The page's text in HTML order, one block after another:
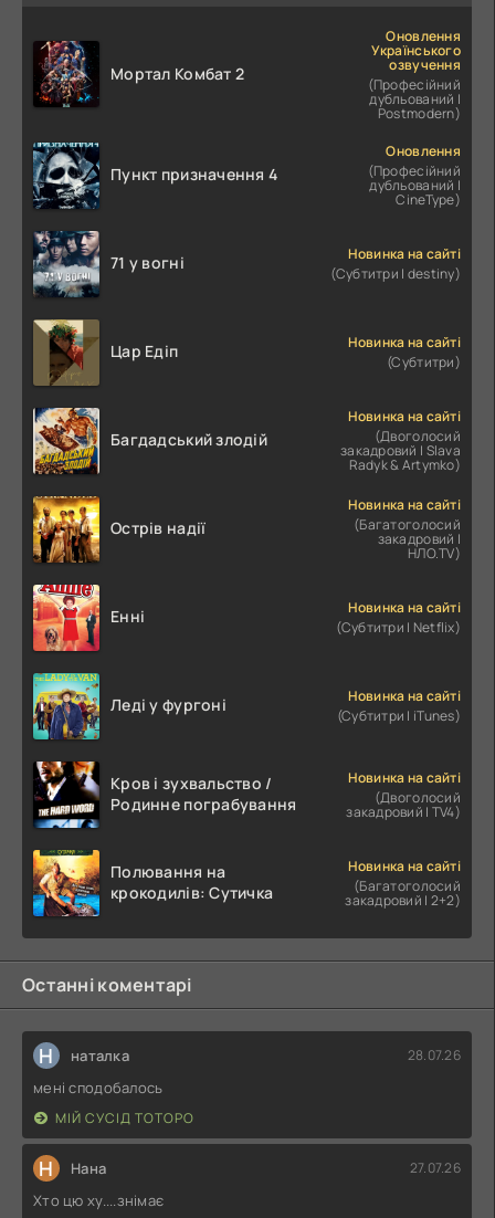
Мортал Комбат 2
Оновлення
Українського
озвучення
(Професійний
дубльований |
Postmodern)
Пункт призначення 4
Оновлення
(Професійний
дубльований |
CineType)
71 у вогні
Новинка на сайті
(Субтитри | destiny)
Цар Едіп
Новинка на сайті
(Субтитри)
Багдадський злодій
Новинка на сайті
(Двоголосий
закадровий | Slava
Radyk & Artymko)
Острів надії
Новинка на сайті
(Багатоголосий
закадровий |
НЛО.TV)
Енні
Новинка на сайті
(Субтитри | Netflix)
Леді у фургоні
Новинка на сайті
(Субтитри | iTunes)
Кров і зухвальство /
Родинне пограбування
Новинка на сайті
(Двоголосий
закадровий | TV4)
Полювання на
крокодилів: Сутичка
Новинка на сайті
(Багатоголосий
закадровий | 2+2)
Останні коментарі
Н наталка 28.07.26
мені сподобалось
МІЙ СУСІД ТОТОРО
Н Нана 27.07.26
Хто цю ху....знімає